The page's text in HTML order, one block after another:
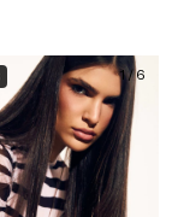
1/6